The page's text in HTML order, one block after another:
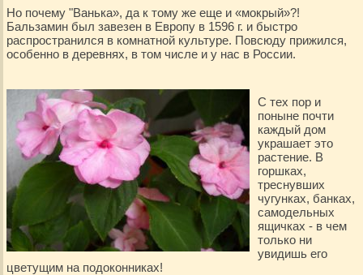
Но почему "Ванька», да к тому же еще и «мокрый»?!
Бальзамин был завезен в Европу в 1596 г. и быстро
распространился в комнатной культуре. Повсюду прижился,
особенно в деревнях, в том числе и у нас в России.
С тех пор и
поныне почти
каждый дом
украшает это
растение. В
горшках,
треснувших
чугунках, банках,
самодельных
ящичках - в чем
только ни
увидишь его
цветущим на подоконниках!